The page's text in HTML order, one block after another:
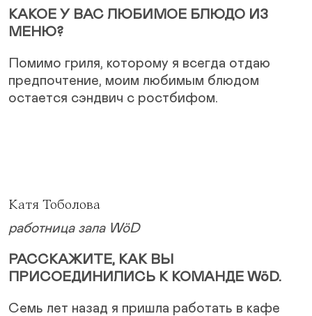
КАКОЕ У ВАС ЛЮБИМОЕ БЛЮДО ИЗ
МЕНЮ?
Помимо гриля, которому я всегда отдаю
предпочтение, моим любимым блюдом
остается сэндвич с ростбифом.
Катя Тоболова
работница зала WöD
РАССКАЖИТЕ, КАК ВЫ
ПРИСОЕДИНИЛИСЬ К КОМАНДЕ WöD.
Семь лет назад я пришла работать в кафе